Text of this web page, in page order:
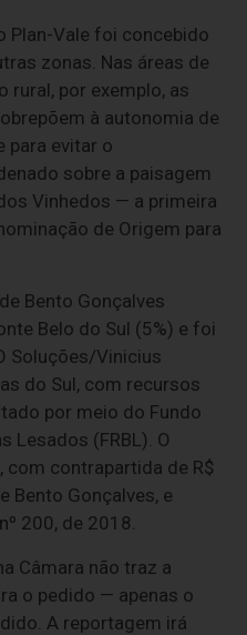
Plan-Vale foi concebido
zonas. Nas áreas de
rural, por exemplo, as
à autonomia de
para evitar o
sobre a paisagem
Vinhedos — a primeira
de Origem para
Bento Gonçalves
Belo do Sul (5%) e foi
Soluções/Vinicius
do Sul, com recursos
por meio do Fundo
Lesados (FRBL). O
contrapartida de R$
Bento Gonçalves, e
200, de 2018.
Câmara não traz a
o pedido — apenas o
A reportagem irá